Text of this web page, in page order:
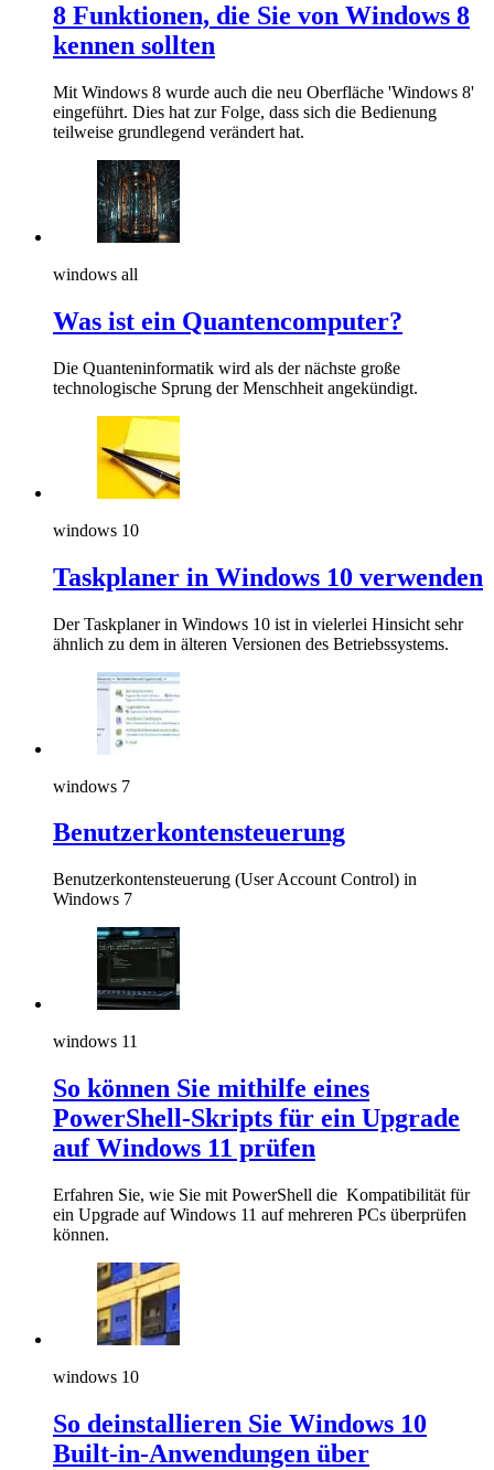
8 Funktionen, die Sie von Windows 8
kennen sollten
Mit Windows 8 wurde auch die neu Oberfläche 'Windows 8'
eingeführt. Dies hat zur Folge, dass sich die Bedienung
teilweise grundlegend verändert hat.
windows all
Was ist ein Quantencomputer?
Die Quanteninformatik wird als der nächste große
technologische Sprung der Menschheit angekündigt.
windows 10
Taskplaner in Windows 10 verwenden
Der Taskplaner in Windows 10 ist in vielerlei Hinsicht sehr
ähnlich zu dem in älteren Versionen des Betriebssystems.
windows 7
Benutzerkontensteuerung
Benutzerkontensteuerung (User Account Control) in
Windows 7
windows 11
So können Sie mithilfe eines
PowerShell-Skripts für ein Upgrade
auf Windows 11 prüfen
Erfahren Sie, wie Sie mit PowerShell die Kompatibilität für
ein Upgrade auf Windows 11 auf mehreren PCs überprüfen
können.
windows 10
So deinstallieren Sie Windows 10
Built-in-Anwendungen über